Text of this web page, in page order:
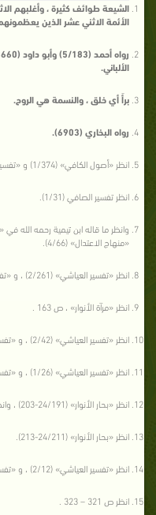
الشيعة طوائف كثيرة ، وأغلبهم
الأئمة الاثني عشر الذين
الألباني.
برأَ أي خلق ، والنسمة هي الروح.
رواه البخاري (6903).
انظر «أصول الكافي» (1/374) و «تفسير العياشي» (2/16) ، و «البحار» (92/78 – 106).
انظر تفسير الصافي (1/31).
«منهاج الاعتدال» (4/66).
انظر «تفسير العياشي» (2/261) ، و «تفسير الصافي» (3/134).
انظر «مرآة الأنوار» ، ص 163 .
انظر «تفسير العياشي» (2/42) ، و «تفسير الصافي» (3/254 – 255).
انظر «تفسير العياشي» (1/26) ، و «تفسير القمي» (1/30).
انظر «بحار الأنوار» (24/191-203) ، وانظر «مرآة الأنوار» ، ص 324 .
انظر «بحار الأنوار» (24/211-213).
انظر «تفسير العياشي» (2/12) ، و «تفسير الصافي» (2/188).
انظر ص 321 – 323 .